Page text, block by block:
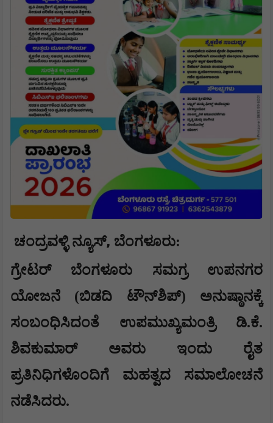
ಚಂದ್ರವಳ್ಳಿ ನ್ಯೂಸ್, ಬೆಂಗಳೂರು:
ಗ್ರೇಟರ್ ಬೆಂಗಳೂರು ಸಮಗ್ರ ಉಪನಗರ
ಯೋಜನೆ (ಬಿಡದಿ ಟೌನ್‌ಶಿಪ್) ಅನುಷ್ಠಾನಕ್ಕೆ
ಸಂಬಂಧಿಸಿದಂತೆ ಉಪಮುಖ್ಯಮಂತ್ರಿ ಡಿ.ಕೆ.
ಶಿವಕುಮಾರ್ ಅವರು ಇಂದು ರೈತ
ಪ್ರತಿನಿಧಿಗಳೊಂದಿಗೆ ಮಹತ್ವದ ಸಮಾಲೋಚನೆ
ನಡೆಸಿದರು.